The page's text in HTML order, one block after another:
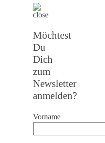
Möchtest
Du
Dich
zum
Newsletter
anmelden?
Vorname